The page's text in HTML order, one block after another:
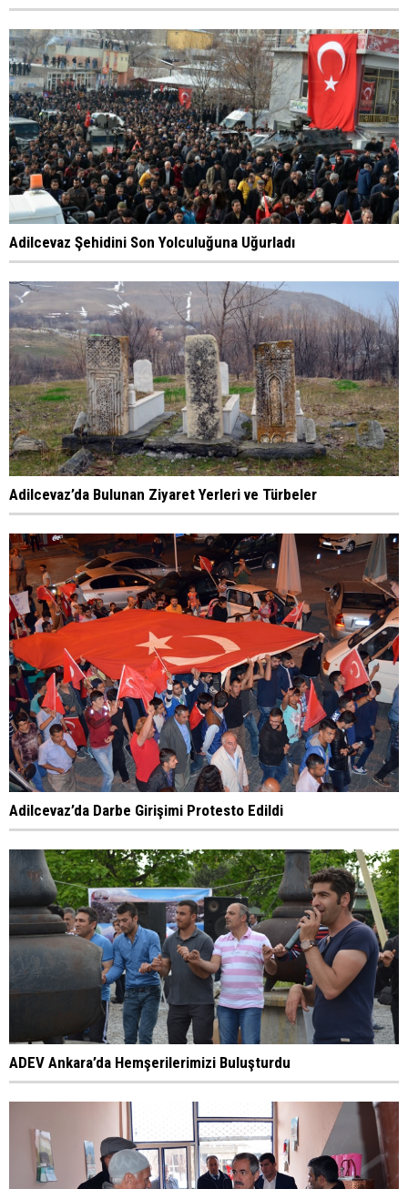
Adilcevaz Şehidini Son Yolculuğuna Uğurladı
Adilcevaz’da Bulunan Ziyaret Yerleri ve Türbeler
Adilcevaz’da Darbe Girişimi Protesto Edildi
ADEV Ankara’da Hemşerilerimizi Buluşturdu